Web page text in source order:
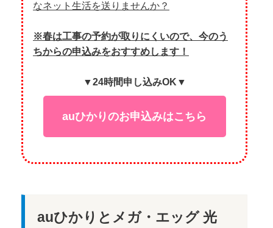
なネット生活を送りませんか？
※春は工事の予約が取りにくいので、今のう
ちからの申込みをおすすめします！
▼24時間申し込みOK▼
auひかりのお申込みはこちら
auひかりとメガ・エッグ 光